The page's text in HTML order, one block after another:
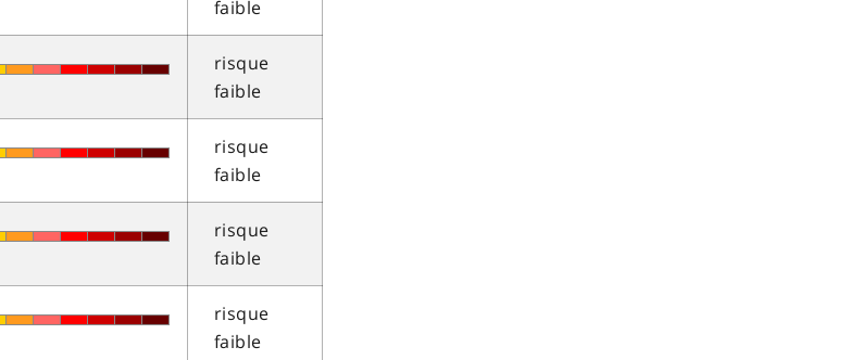
faible
risque
faible
risque
faible
risque
faible
risque
faible